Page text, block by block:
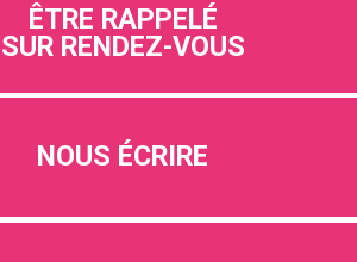
ÊTRE RAPPELÉ
SUR RENDEZ-VOUS
NOUS ÉCRIRE